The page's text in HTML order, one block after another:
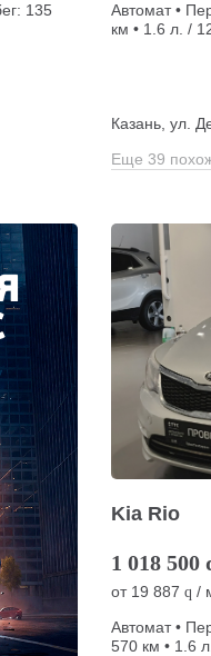
135
Автомат •
км • 1.6 л. /
Казань, ул.
Еще 39
Kia Rio
1 018 500
от 19 887 q /
Автомат •
570 км • 1.6